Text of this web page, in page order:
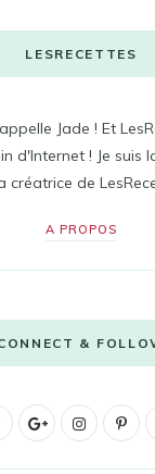
LESRECETTES
Jade ! Et
d'Internet ! Je suis
créatrice de
A PROPOS
&
G
I
P